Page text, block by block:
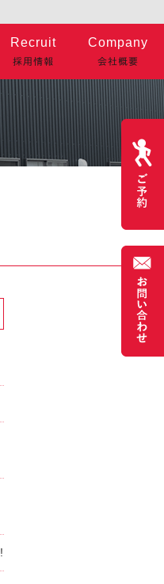
Recruit
採用情報
Company
会社概要